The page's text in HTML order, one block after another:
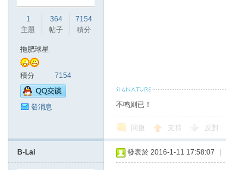
1
主題
364
帖子
7154
積分
拖肥球星
積分 7154
發消息 不鸣则已！
回復 支持 反對
B-Lai 發表於 2016-1-11 17:58:07